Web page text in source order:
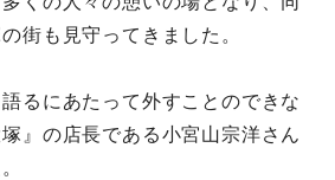
街も見守ってきました。
るにあたって外すことのできな
』の店長である小宮山宗洋さん